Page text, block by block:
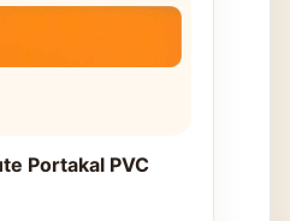
Portakal PVC